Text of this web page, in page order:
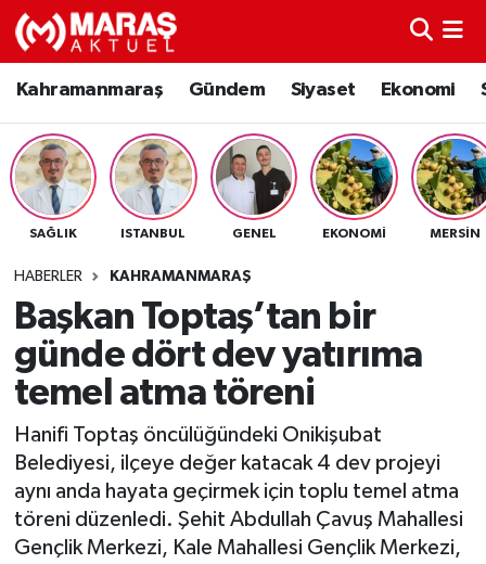
Kahramanmaraş Gündem Siyaset Ekonomi
SAĞLIK ISTANBUL GENEL EKONOMI MERSIN
HABERLER KAHRAMANMARAŞ
Başkan Toptaş’tan bir
günde dört dev yatırıma
temel atma töreni
Hanifi Toptaş öncülüğündeki Onikişubat
Belediyesi, ilçeye değer katacak 4 dev projeyi
aynı anda hayata geçirmek için toplu temel atma
töreni düzenledi. Şehit Abdullah Çavuş Mahallesi
Gençlik Merkezi, Kale Mahallesi Gençlik Merkezi,
Kahramanmaraş
Gündem
Siyaset
Spor
Sağlık
Eğitim
Dünya
Nöbetçi Eczaneler
Hava Durumu
Namaz Vakitleri
TFF 3.Lig 4.Grup Puan Durumu ve Fikstür
Tüm Manşetler
Haber Arşivi